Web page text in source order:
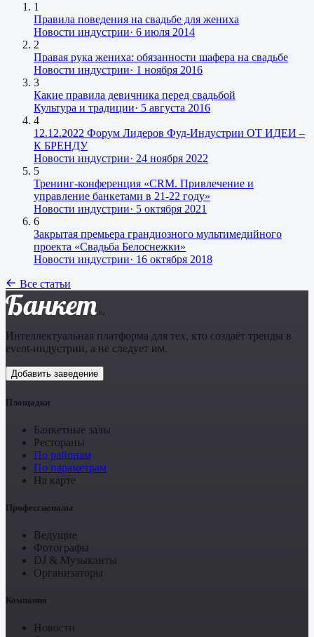
1
Правила поведения на свадьбе для жениха
Новости индустрии· 6 июля 2014
2
Правая рука жениха: обязанности шафера на свадьбе
Новости индустрии· 1 ноября 2016
3
Какие правила девичника перед свадьбой
Культура и традиции· 5 августа 2016
4
12.12.2022 Форум Лидеров Фуд-Индустрии ОТ ИДЕИ –
К БРЕНДУ
Новости индустрии· 24 ноября 2022
5
Тренинг-конференция «CRM. Привлечение и
управление банкетами в 21-22 году»
Новости индустрии· 5 октября 2021
6
Закрытая премьера грандиозного мультимедийного
проекта «Свадьба Белоснежки»
Новости индустрии· 16 октября 2018
Все статьи
Банкет.ru
Интеллектуальная платформа для тех, кто создаёт тренды в
event-индустрии, а не следует им.
Добавить заведение
Площадки
Банкетные залы
Рестораны
По районам
По параметрам
На карте
Профессионалы
Ведущие
Фотографы
DJ & Музыканты
Организаторы
Компания
Новости